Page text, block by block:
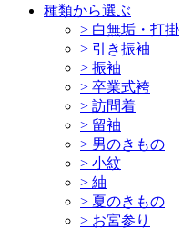
種類から選ぶ
> 白無垢・打掛
> 引き振袖
> 振袖
> 卒業式袴
> 訪問着
> 留袖
> 男のきもの
> 小紋
> 紬
> 夏のきもの
> お宮参り